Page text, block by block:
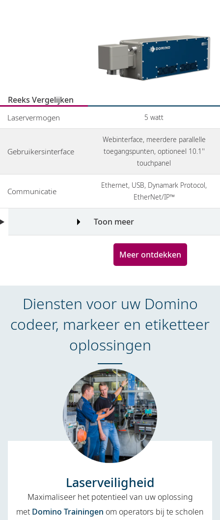
Reeks Vergelijken
Laservermogen 5 watt
Gebruikersinterface
Webinterface, meerdere parallelle
toegangspunten, optioneel 10.1''
touchpanel
Communicatie
Ethernet, USB, Dynamark Protocol,
EtherNet/IP™
Toon meer
Meer ontdekken
Diensten voor uw Domino
codeer, markeer en etiketteer
oplossingen
Laserveiligheid
Maximaliseer het potentieel van uw oplossing
met Domino Trainingen om operators bij te scholen